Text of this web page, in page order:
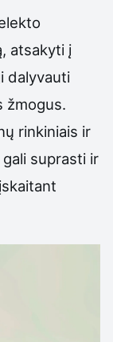
atsakyti į
dalyvauti
žmogus.
rinkiniais ir
suprasti ir